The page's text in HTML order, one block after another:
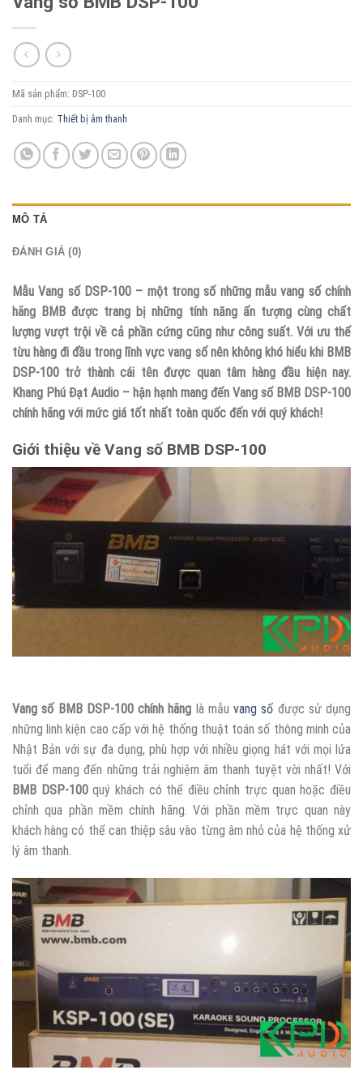
Mã sản phẩm: DSP-100
Danh mục: Thiết bị âm thanh
MÔ TẢ
ĐÁNH GIÁ (0)
Mẫu Vang số DSP-100 – một trong số những mẫu vang số chính
hãng BMB được trang bị những tính năng ấn tượng cùng chất
lượng vượt trội về cả phần cứng cũng như công suất. Với ưu thế
từu hàng đi đầu trong lĩnh vực vang số nên không khó hiểu khi BMB
DSP-100 trở thành cái tên được quan tâm hàng đầu hiện nay.
Khang Phú Đạt Audio – hận hạnh mang đến Vang số BMB DSP-100
chính hãng với mức giá tốt nhất toàn quốc đến với quý khách!
Giới thiệu về Vang số BMB DSP-100
Vang số BMB DSP-100 chính hãng là mẫu vang số được sử dụng
những linh kiện cao cấp với hệ thống thuật toán số thông minh của
Nhật Bản với sự đa dụng, phù hợp với nhiều giọng hát với mọi lứa
tuổi để mang đến những trải nghiệm âm thanh tuyệt vời nhất! Với
BMB DSP-100quý khách có thể điều chỉnh trực quan hoặc điều
chỉnh qua phần mềm chính hãng. Với phần mềm trực quan này
khách hàng có thể can thiệp sâu vào từng âm nhỏ của hệ thống xử
lý âm thanh.